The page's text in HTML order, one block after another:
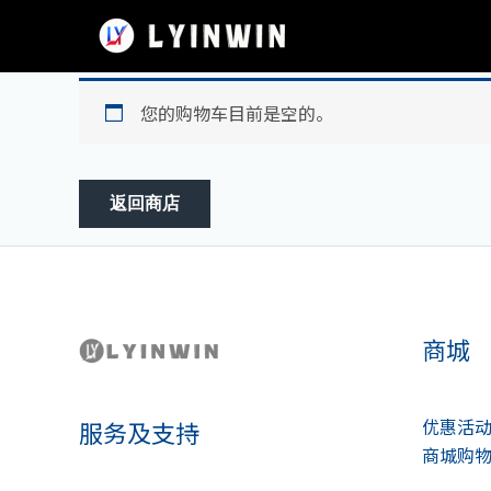
内
您的购物车目前是空的。
返回商店
服务及支持
商城
优惠活动
商城购物